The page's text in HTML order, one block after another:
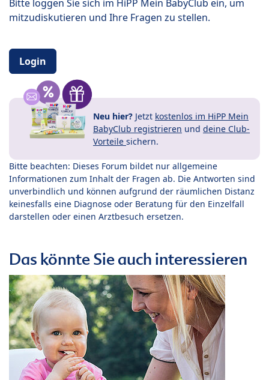
Bitte loggen Sie sich im HiPP Mein BabyClub ein, um
mitzudiskutieren und Ihre Fragen zu stellen.
Login
Neu hier? Jetzt kostenlos im HiPP Mein
BabyClub registrieren und deine Club-
Vorteile sichern.
Bitte beachten: Dieses Forum bildet nur allgemeine
Informationen zum Inhalt der Fragen ab. Die Antworten sind
unverbindlich und können aufgrund der räumlichen Distanz
keinesfalls eine Diagnose oder Beratung für den Einzelfall
darstellen oder einen Arztbesuch ersetzen.
Das könnte Sie auch interessieren